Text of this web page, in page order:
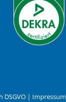
DSGVO | Impressum